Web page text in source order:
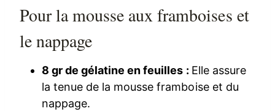
Pour la mousse aux framboises et
le nappage
8 gr de gélatine en feuilles : Elle assure
la tenue de la mousse framboise et du
nappage.